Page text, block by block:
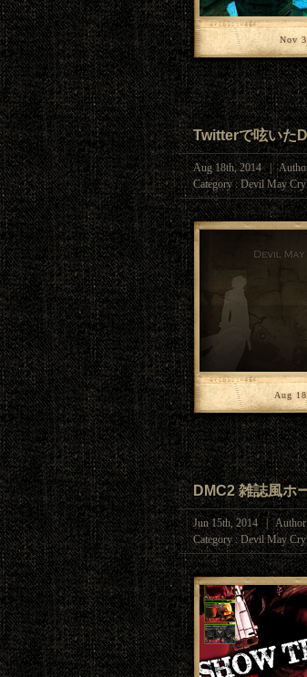
Nov
Twitterで呟いた
Aug 18th, 2014 |
Category :Devil May
Aug
DMC2 雑誌風ホ
Jun 15th, 2014 | Author
Category :Devil May